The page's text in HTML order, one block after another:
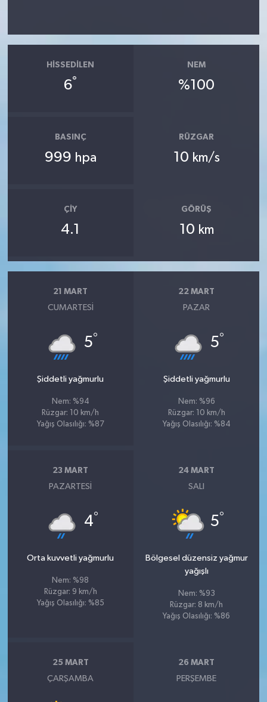
HISSEDILEN
6°
NEM
%100
BASINÇ
999 hpa
RÜZGAR
10 km/s
ÇIY
4.1
GÖRÜŞ
10 km
21 MART
CUMARTESI
5°
Şiddetli yağmurlu
Nem: %94
Rüzgar: 10 km/h
Yağış Olasılığı: %87
22 MART
PAZAR
5°
Şiddetli yağmurlu
Nem: %96
Rüzgar: 10 km/h
Yağış Olasılığı: %84
23 MART
PAZARTESI
4°
Orta kuvvetli yağmurlu
Nem: %98
Rüzgar: 9 km/h
Yağış Olasılığı: %85
24 MART
SALI
5°
Bölgesel düzensiz yağmur
yağışlı
Nem: %93
Rüzgar: 8 km/h
Yağış Olasılığı: %86
25 MART
ÇARŞAMBA
26 MART
PERŞEMBE